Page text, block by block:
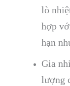
lò
hợp
hạn
Gia
lượng